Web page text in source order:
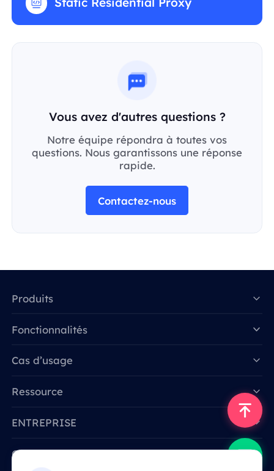
Vous avez d'autres questions ?
Notre équipe répondra à toutes vos
questions. Nous garantissons une réponse
rapide.
Contactez-nous
Produits
Fonctionnalités
Cas d’usage
Ressource
ENTREPRISE
Contactez-nous